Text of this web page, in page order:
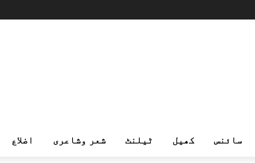
سائنس کھیل ٹیلنٹ شعر وشاعری اضلاع